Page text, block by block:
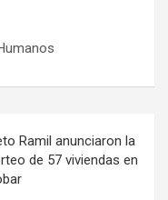
Ramil anunciaron la
de 57 viviendas en